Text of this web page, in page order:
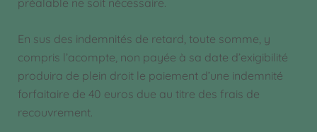
préalable ne soit nécessaire.
En sus des indemnités de retard, toute somme, y
compris l’acompte, non payée à sa date d’exigibilité
produira de plein droit le paiement d’une indemnité
forfaitaire de 40 euros due au titre des frais de
recouvrement.